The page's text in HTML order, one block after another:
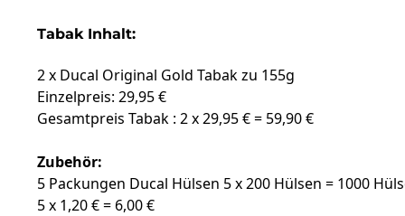
Tabak Inhalt:
2 x Ducal Original Gold Tabak zu 155g
Einzelpreis: 29,95 €
Gesamtpreis Tabak : 2 x 29,95 € = 59,90 €
Zubehör:
5 Packungen Ducal Hülsen 5 x 200 Hülsen = 1000
5 x 1,20 € = 6,00 €